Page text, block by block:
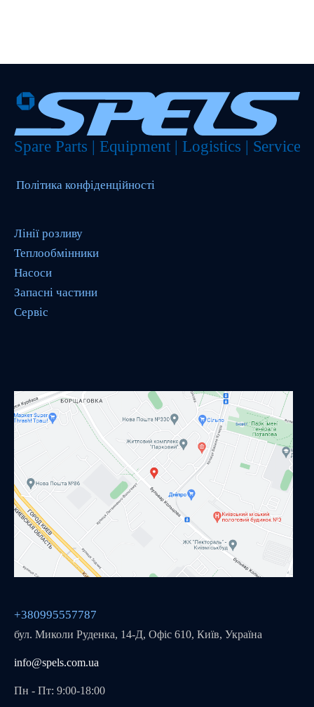
Політика конфіденційності
Лінії розливу
Теплообмінники
Насоси
Запасні частини
Сервіс
+380995557787
бул. Миколи Руденка, 14-Д, Офіс 610, Київ, Україна
info@spels.com.ua
Пн - Пт: 9:00-18:00